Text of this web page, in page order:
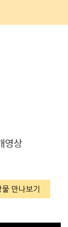
영상
만나보기